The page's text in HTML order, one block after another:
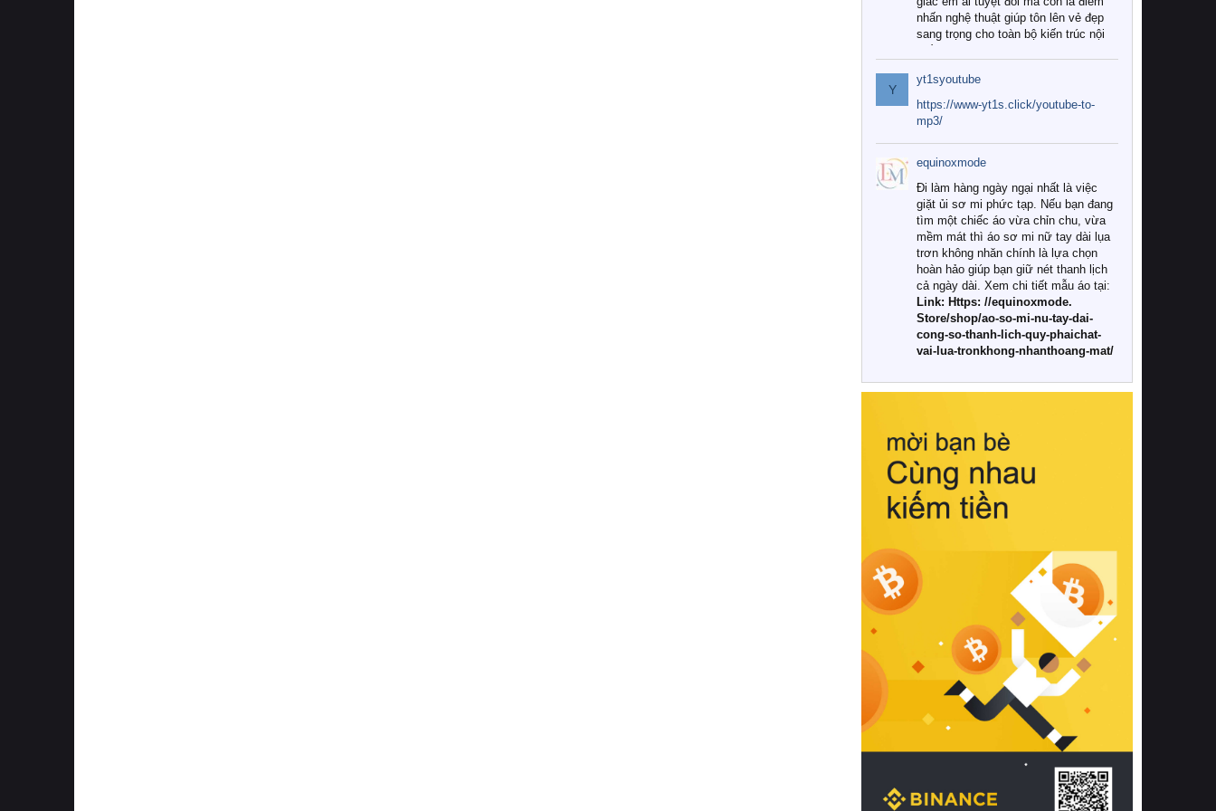
nhấn nghệ thuật giúp tôn lên vẻ đẹp
sang trọng cho toàn bộ kiến trúc nội
Tuy nhiên, giữa thị trường đa dạng
với vô vàn thương hiệu và mẫu mã
như hiện nay, làm thế nào để chọn
được những bộ chăn ga gối đệm cao
cấp thực sự chất lượng, phù hợp với
khí hậu và nhu cầu sử dụng của gia
đình? Hãy cùng chúng tôi đi tìm lời
giải đáp chi tiết qua bài viết dưới đây.
1. Tại sao các gia đình hiện đại lại ưa
chuộng chăn ga gối đệm cao cấp?
Khác với các dòng sản phẩm thông
thường, những bộ chăn ga gối đệm
cao cấp trải qua quy trình sản xuất
nghiêm ngặt từ khâu chọn lọc nguyên
liệu tự nhiên đến công nghệ dệt
nhuộm hiện đại không chứa hóa chất
này, bạn sẽ cảm nhận rõ rệt sự khác
hồi chuẩn xác của phần đệm nâng đỡ
cột sống.
Bên cạnh đó, việc lựa chọn các dòng
sản phẩm đạt chuẩn chất lượng quốc
tế còn giúp ngăn ngừa tình trạng kích
khuẩn và nấm mốc trong điều kiện
thời tiết nóng ẩm. Bạn có thể tìm hiểu
thêm các nghiên cứu khoa học về tác
động của giấc ngủ và môi trường
phòng ngủ đối với sức khỏe con
người tại Sleep Foundation (External
Link) để có cái nhìn toàn diện hơn.
2. Các tiêu chí vàng khi lựa chọn
chăn ga gối đệm cao cấp cho phòng
ngủ
Để sở hữu một bộ chăn ga gối đệm
cao cấp hoàn hảo cả về thẩm mỹ lẫn
công năng, người tiêu dùng cần cân
nhắc kỹ lưỡng các tiêu chí quan trọng
Y
yt1syoutube
https://www-yt1s.click/youtube-to-
mp3/
equinoxmode
Đi làm hàng ngày ngại nhất là việc
giặt ủi sơ mi phức tạp. Nếu bạn đang
tìm một chiếc áo vừa chỉn chu, vừa
mềm mát thì áo sơ mi nữ tay dài lụa
trơn không nhăn chính là lựa chọn
hoàn hảo giúp bạn giữ nét thanh lịch
cả ngày dài. Xem chi tiết mẫu áo tại:
Link: Https: //equinoxmode.
Store/shop/ao-so-mi-nu-tay-dai-
cong-so-thanh-lich-quy-phaichat-
vai-lua-tronkhong-nhanthoang-mat/